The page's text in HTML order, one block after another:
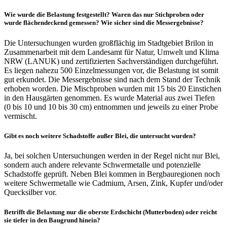
Wie wurde die Belastung festgestellt? Waren das nur Stichproben oder
wurde flächendeckend gemessen? Wie sicher sind die Messergebnisse?
Die Untersuchungen wurden großflächig im Stadtgebiet Brilon in
Zusammenarbeit mit dem Landesamt für Natur, Umwelt und Klima
NRW (LANUK) und zertifizierten Sachverständigen durchgeführt.
Es liegen nahezu 500 Einzelmessungen vor, die Belastung ist somit
gut erkundet. Die Messergebnisse sind nach dem Stand der Technik
erhoben worden. Die Mischproben wurden mit 15 bis 20 Einstichen
in den Hausgärten genommen. Es wurde Material aus zwei Tiefen
(0 bis 10 und 10 bis 30 cm) entnommen und jeweils zu einer Probe
vermischt.
Gibt es noch weitere Schadstoffe außer Blei, die untersucht wurden?
Ja, bei solchen Untersuchungen werden in der Regel nicht nur Blei,
sondern auch andere relevante Schwermetalle und potenzielle
Schadstoffe geprüft. Neben Blei kommen in Bergbauregionen noch
weitere Schwermetalle wie Cadmium, Arsen, Zink, Kupfer und/oder
Quecksilber vor.
Betrifft die Belastung nur die oberste Erdschicht (Mutterboden) oder reicht
sie tiefer in den Baugrund hinein?